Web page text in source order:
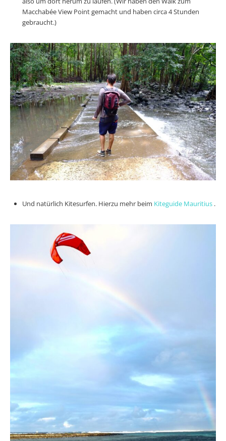
Macchabée View Point gemacht und haben circa 4 Stunden
gebraucht.)
Und natürlich Kitesurfen. Hierzu mehr beim Kiteguide Mauritius .